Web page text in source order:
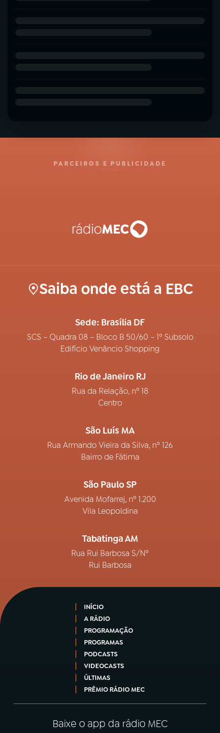
PARCEIROS E PUBLICIDADE
Saiba onde está a EBC
Sede: Brasília DF
SCS – Quadra 08 – Bloco B 50/60 – 1º Subsolo
Edifício Venâncio Shopping
Rio de Janeiro RJ
Rua da Relação, nº 18
Centro
São Luís MA
Rua Armando Vieira da Silva, nº 126
Bairro de Fátima
São Paulo SP
Avenida Mofarrej, nº 1.200
Vila Leopoldina
Tabatinga AM
Rua Rui Barbosa S/Nº
Rui Barbosa
INÍCIO
A RÁDIO
PROGRAMAÇÃO
PROGRAMAS
PODCASTS
VIDEOCASTS
ÚLTIMAS
PRÊMIO RÁDIO MEC
Baixe o app da rádio MEC